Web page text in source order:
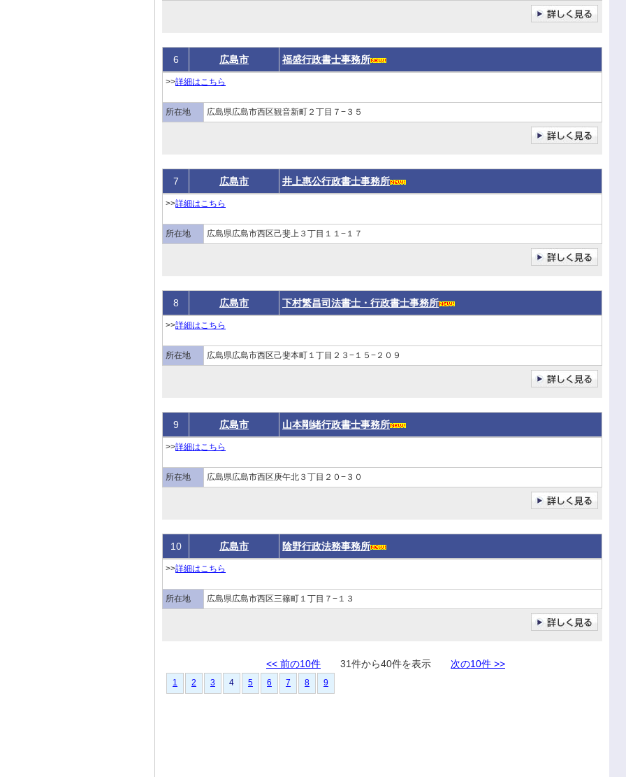
6 広島市 福盛行政書士事務所
>>詳細はこちら
所在地 広島県広島市西区観音新町２丁目７−３５
7 広島市 井上惠公行政書士事務所
>>詳細はこちら
所在地 広島県広島市西区己斐上３丁目１１−１７
8 広島市 下村繁昌司法書士・行政書士事務所
>>詳細はこちら
所在地 広島県広島市西区己斐本町１丁目２３−１５−２０９
9 広島市 山本剛緒行政書士事務所
>>詳細はこちら
所在地 広島県広島市西区庚午北３丁目２０−３０
10 広島市 陰野行政法務事務所
>>詳細はこちら
所在地 広島県広島市西区三篠町１丁目７−１３
<< 前の10件 31件から40件を表示 次の10件 >>
1 2 3 4 5 6 7 8 9